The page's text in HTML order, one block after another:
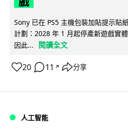
Sony 已在 PS5 主機包裝加貼提示貼
計劃：2028 年 1 月起停產新遊戲實
因此...
閱讀全文
20 11 ↗ 分享
人工智能